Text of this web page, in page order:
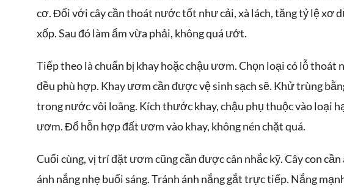
cơ. Đối với cây cần thoát nước tốt như cải, xà lách, tăng tỷ lệ xơ
xốp. Sau đó làm ẩm vừa phải, không quá ướt.
Tiếp theo là chuẩn bị khay hoặc chậu ươm. Chọn loại có lỗ
đều phù hợp. Khay ươm cần được vệ sinh sạch sẽ. Khử trùng
trong nước vôi loãng. Kích thước khay, chậu phụ thuộc vào loại
ươm. Đổ hỗn hợp đất ươm vào khay, không nén chặt quá.
Cuối cùng, vị trí đặt ươm cũng cần được cân nhắc kỹ. Cây con
ánh nắng nhẹ buổi sáng. Tránh ánh nắng gắt trực tiếp. Nắng